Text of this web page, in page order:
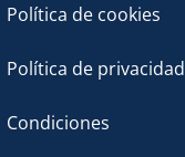
Política de cookies
Política de privacidad
Condiciones